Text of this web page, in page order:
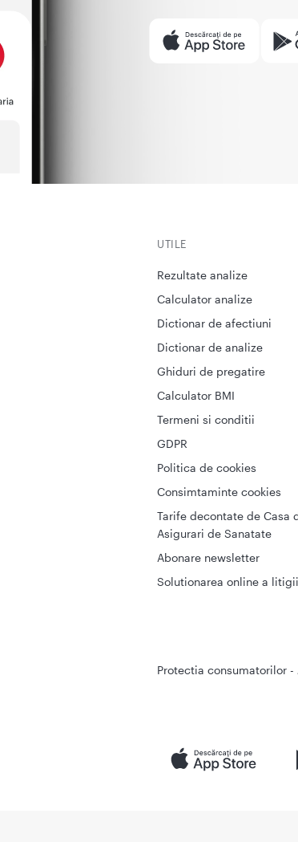
UTILE
Rezultate analize
Calculator analize
Dictionar de afectiuni
Dictionar de analize
Ghiduri de pregatire
Calculator BMI
Termeni si conditii
GDPR
Politica de cookies
Consimtaminte cookies
Tarife decontate de Casa
Asigurari de Sanatate
Abonare newsletter
Solutionarea online a
Protectia consumatorilor -